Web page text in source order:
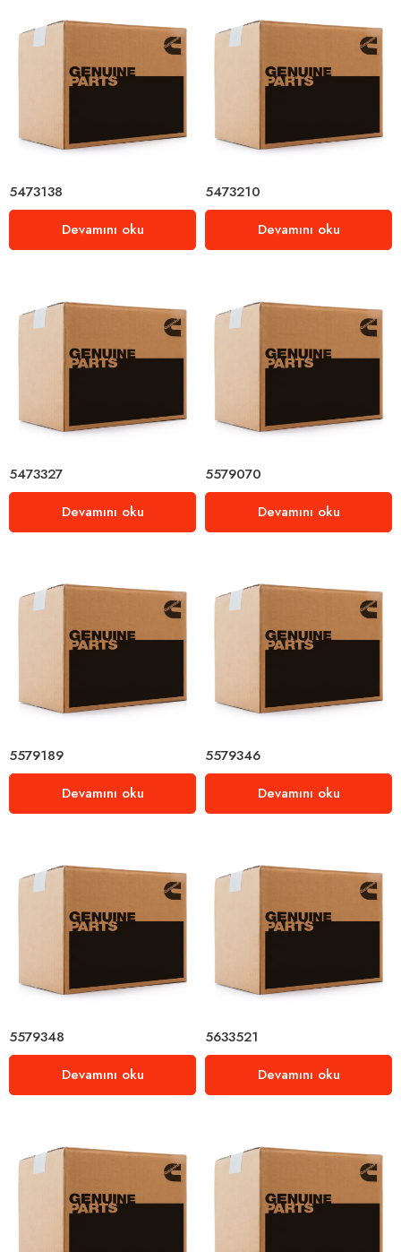
5473138
Devamını oku
5473210
Devamını oku
5473327
Devamını oku
5579070
Devamını oku
5579189
Devamını oku
5579346
Devamını oku
5579348
Devamını oku
5633521
Devamını oku